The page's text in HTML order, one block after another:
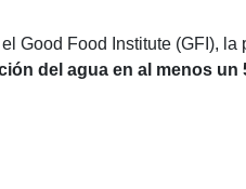
Good Food Institute (GFI),
del agua en al menos un